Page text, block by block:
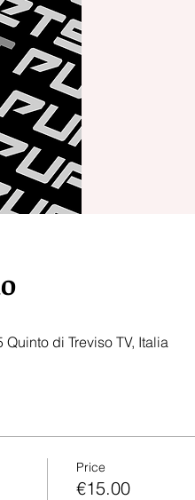
di Treviso TV, Italia
Price
€15.00